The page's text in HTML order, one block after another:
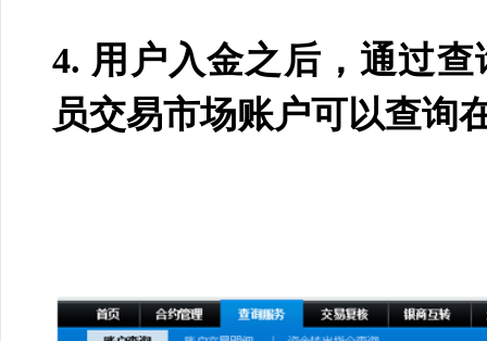
4. 用户入金之后，通过
员交易市场账户可以查询